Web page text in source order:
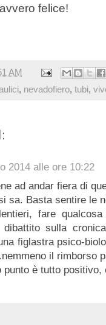
felice!
AM
, nevadofiero, tubi,
2014 alle ore 10:22
ad andar fiera di
sa. Basta sentire le
fare
dibattito sulla
figlastra psico-
il rimborso
punto è tutto positivo,